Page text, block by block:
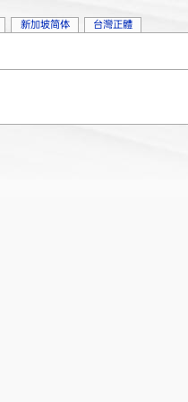
新加坡简体 台灣正體